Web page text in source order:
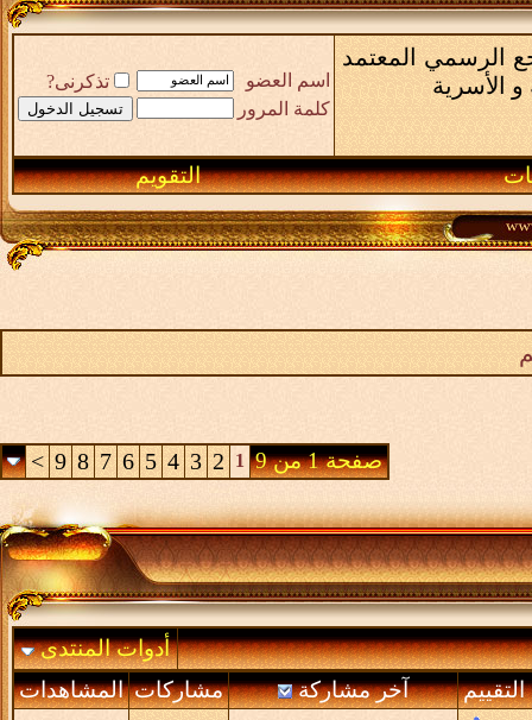
الرسمي المعتمد
و الأسرية
اسم العضو
تذكرنى?
كلمة المرور
التقويم
صفحة 1 من 9 1
2
3
4
5
6
7
8
9
>
أدوات المنتدى
التقييم
آخر مشاركة مشاركات المشاهدات